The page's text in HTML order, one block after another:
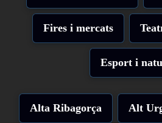
Fires i mercats
Esport i
Alta Ribagorça Alt